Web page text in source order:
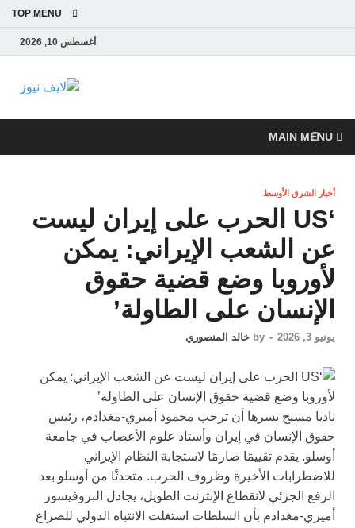
TOP MENU
أغسطس 10, 2026
لايف
نيوز
لحظة بلحظة من
MAIN MENU
أخبار الشرق الأوسط
‘US الحرب على إيران ليست
عن الشعب الإيراني: يمكن
لأوروبا وضع قضية حقوق
الإنسان على الطاولة’
يونيو 3, 2026 -
by خالد المنصوري
ناديا مسيح يسرها أن ترحب محمود أميري-مغدادم، رئيس
حقوق الإنسان في إيران وأستاذ علوم الأعصاب في جامعة
أوسلو. يقدم تقييمًا صارمًا لاستجابة النظام الإيراني
للاضطرابات الأخيرة وظروف الحرب. متحدثًا من أوسلو بعد
الرفع الجزئي لانقطاع الإنترنت الطويل، يجادل البروفيسور
أميري-مغدادم بأن السلطات استغلت الانتباه الدولي للصراع